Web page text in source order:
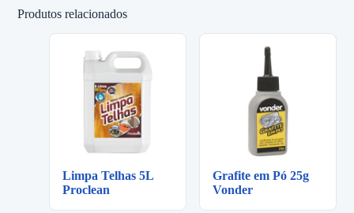
Produtos relacionados
Limpa Telhas 5L
Proclean
Grafite em Pó 25g
Vonder